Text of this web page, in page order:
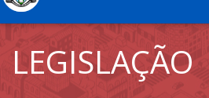
LEGISLAÇÃO